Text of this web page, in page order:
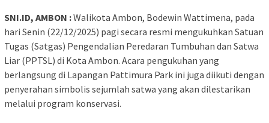
SNI.ID, AMBON :Walikota Ambon, Bodewin Wattimena, pada
hari Senin (22/12/2025) pagi secara resmi mengukuhkan Satuan
Tugas (Satgas) Pengendalian Peredaran Tumbuhan dan Satwa
Liar (PPTSL) di Kota Ambon. Acara pengukuhan yang
berlangsung di Lapangan Pattimura Park ini juga diikuti dengan
penyerahan simbolis sejumlah satwa yang akan dilestarikan
melalui program konservasi.